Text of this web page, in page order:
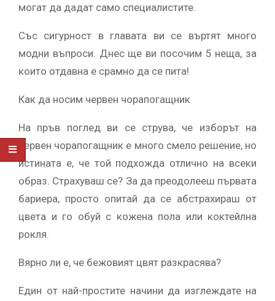
могат да дадат само специалистите.
Със сигурност в главата ви се въртят много
модни въпроси. Днес ще ви посочим 5 неща, за
които отдавна е срамно да се пита!
Как да носим червен чорапогащник
На пръв поглед ви се струва, че изборът на
червен чорапогащник е много смело решение, но
истината е, че той подхожда отлично на всеки
образ. Страхуваш се? За да преодолееш първата
бариера, просто опитай да се абстрахираш от
цвета и го обуй с кожена пола или коктейлна
рокля.
Вярно ли е, че бежовият цвят разкрасява?
Един от най-простите начини да изглеждате на